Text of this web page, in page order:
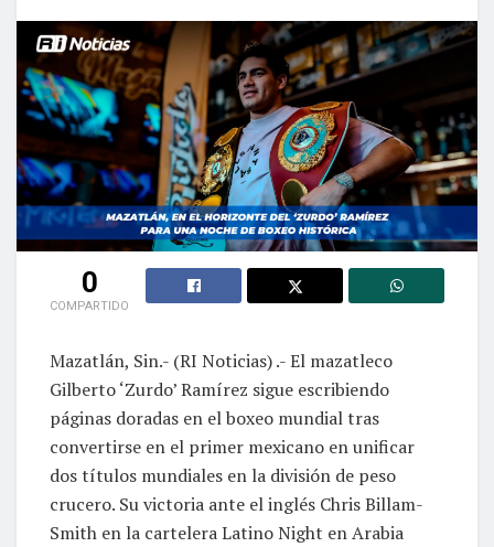
0
COMPARTIDO
Mazatlán, Sin.- (RI Noticias) .- El mazatleco
Gilberto ‘Zurdo’ Ramírez sigue escribiendo
páginas doradas en el boxeo mundial tras
convertirse en el primer mexicano en unificar
dos títulos mundiales en la división de peso
crucero. Su victoria ante el inglés Chris Billam-
Smith en la cartelera Latino Night en Arabia